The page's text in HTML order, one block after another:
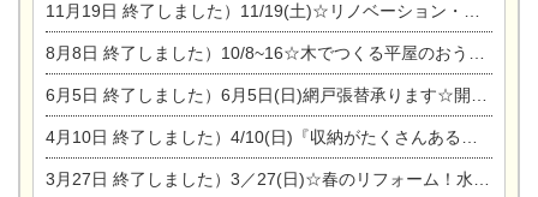
11月19日 終了しました）11/19(土)☆リノベーション・家の修理まつり＆増改築・リフォームまつりin扶桑ゴルフ
8月8日 終了しました）10/8~16☆木でつくる平屋のおうちのつくり方【完全予約制】
6月5日 終了しました）6月5日(日)網戸張替承ります☆開催！
4月10日 終了しました）4/10(日)『収納がたくさんあるおうち現場見学会』
3月27日 終了しました）3／27(日)☆春のリフォーム！水まわりLDKリフォーム相談会&今がチャンス！エアコン相談会